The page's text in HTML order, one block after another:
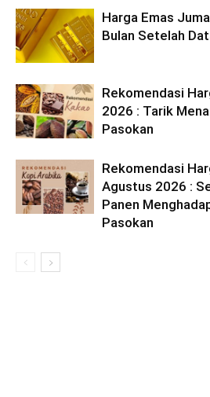
Harga Emas
Bulan Setelah
Rekomendasi
2026 : Tarik
Pasokan
Rekomendasi
Agustus 2026 :
Panen
Pasokan